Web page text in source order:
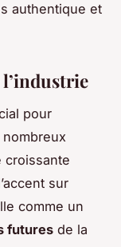
authentique et
l’industrie
pour
croissante
sur
comme un
futures de la